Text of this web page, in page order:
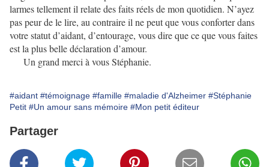
larmes tellement il relate des faits réels de mon quotidien. N’ayez
pas peur de le lire, au contraire il ne peut que vous conforter dans
votre statut d’aidant, d’entourage, vous dire que ce que vous faites
est la plus belle déclaration d’amour.
Un grand merci à vous Stéphanie.
#aidant #témoignage #famille #maladie d'Alzheimer #Stéphanie
Petit #Un amour sans mémoire #Mon petit éditeur
Partager